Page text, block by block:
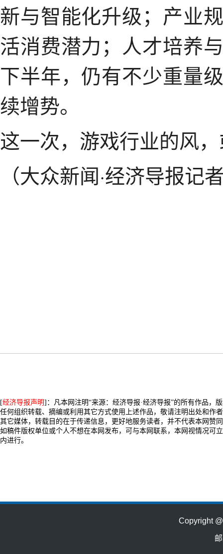
新与智能化升级；产业
活消费潜力；人才培养
下半年，仍有不少重量
续增势。
这一次，游戏行业的风
（大众新闻·经济导报记
[经济导报声明]：凡本网注明“来源：经济导报·经济导报”的所有作品，
任何组织转载、摘编或利用其它方式使用上述作品，敬请注明出处和作
其它媒体，转载目的在于传递信息，更好地服务读者，并不代表本网赞
如稿件版权单位或个人不想在本网发布，可与本网联系，本网视情况可
内进行。
Copyright